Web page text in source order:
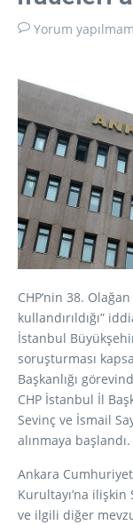
Yorum
CHP’nin 38.
kullandırıldığı”
İstanbul
soruşturması
Başkanlığı
CHP İstanbul İl
Sevinç ve İsmail
alınmaya başlandı.
Ankara Cumhuriyet
Kurultayı’na
ve ilgili diğer